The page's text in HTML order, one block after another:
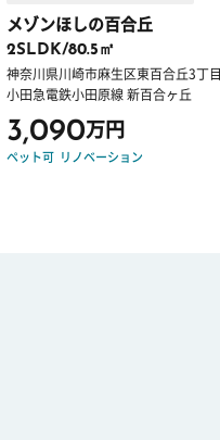
メゾンほしの百合丘
2SLDK/80.5㎡
神奈川県川崎市麻生区東百合丘3丁目
小田急電鉄小田原線 新百合ヶ丘
3,090万円
ペット可 リノベーション